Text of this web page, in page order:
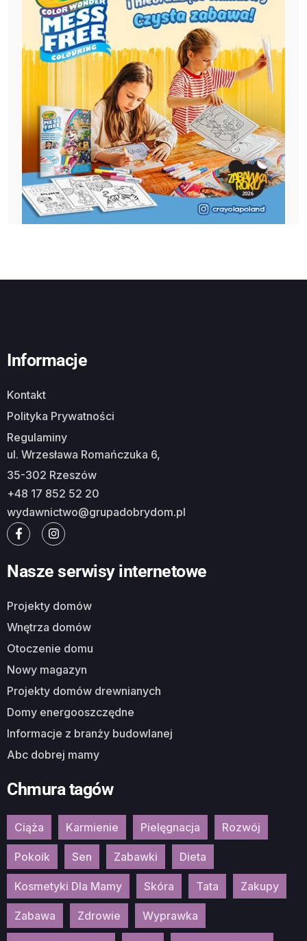
Informacje
Kontakt
Polityka Prywatności
Regulaminy
ul. Wrzesława Romańczuka 6,
35-302 Rzeszów
+48 17 852 52 20
wydawnictwo@grupadobrydom.pl
Nasze serwisy internetowe
Projekty domów
Wnętrza domów
Otoczenie domu
Nowy magazyn
Projekty domów drewnianych
Domy energooszczędne
Informacje z branży budowlanej
Abc dobrej mamy
Chmura tagów
Ciąża Karmienie Pielęgnacja Rozwój
Pokoik Sen Zabawki Dieta
Kosmetyki Dla Mamy Skóra Tata Zakupy
Zabawa Zdrowie Wyprawka